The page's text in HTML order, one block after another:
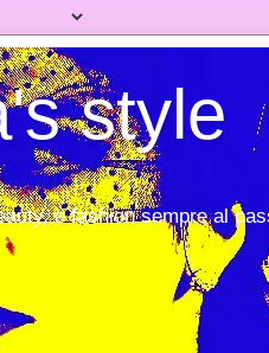
style
e fashion sempre al